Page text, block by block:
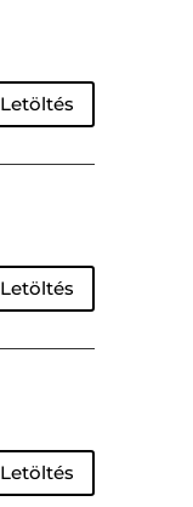
Letöltés
Letöltés
Letöltés